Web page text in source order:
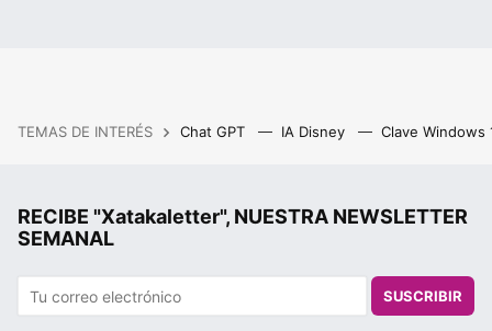
TEMAS DE INTERÉS Chat GPT IA Disney Clave Windows
RECIBE "Xatakaletter", NUESTRA NEWSLETTER
SEMANAL
SUSCRIBIR